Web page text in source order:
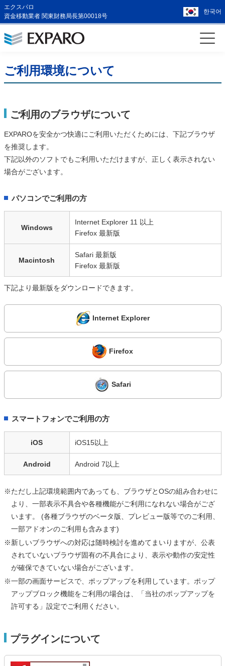
エクスパロ
資金移動業者 関東財務局長第00018号
한국어
ご利用環境について
ご利用のブラウザについて
EXPAROを安全かつ快適にご利用いただくためには、下記ブラウザ
を推奨します。
下記以外のソフトでもご利用いただけますが、正しく表示されない
場合がございます。
パソコンでご利用の方
Windows
Internet Explorer 11 以上
Firefox 最新版
Macintosh
Safari 最新版
Firefox 最新版
下記より最新版をダウンロードできます。
Internet Explorer
Firefox
Safari
スマートフォンでご利用の方
iOS iOS15以上
Android Android 7以上
※ただし上記環境範囲内であっても、ブラウザとOSの組み合わせに
より、一部表示不具合や各種機能がご利用になれない場合がござ
います。 (各種ブラウザのベータ版、プレビュー版等でのご利用、
一部アドオンのご利用も含みます)
※新しいブラウザへの対応は随時検討を進めてまいりますが、公表
されていないブラウザ固有の不具合により、表示や動作の安定性
が確保できていない場合がございます。
※一部の画面サービスで、ポップアップを利用しています。ポップ
アップブロック機能をご利用の場合は、「当社のポップアップを
許可する」設定でご利用ください。
プラグインについて